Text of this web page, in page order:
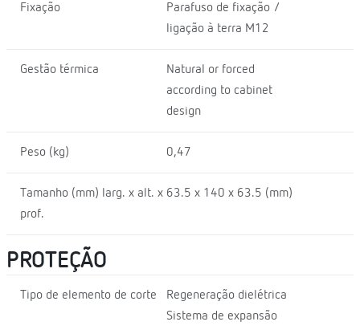
Fixação
Parafuso de fixação /
ligação à terra M12
Gestão térmica
Natural or forced
according to cabinet
design
Peso (kg) 0,47
Tamanho (mm) larg. x alt. x
prof.
63.5 x 140 x 63.5 (mm)
PROTEÇÃO
Tipo de elemento de corte
Regeneração dielétrica
Sistema de expansão